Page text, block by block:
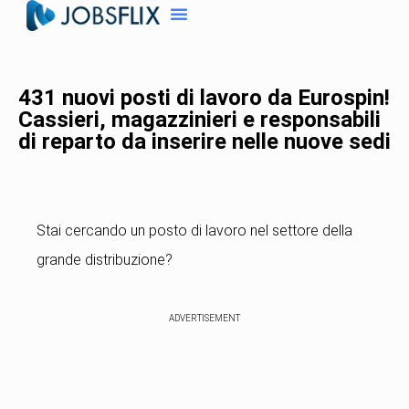
431 nuovi posti di lavoro da Eurospin!
Cassieri, magazzinieri e responsabili
di reparto da inserire nelle nuove sedi
Stai cercando un posto di lavoro nel settore della
grande distribuzione?
ADVERTISEMENT